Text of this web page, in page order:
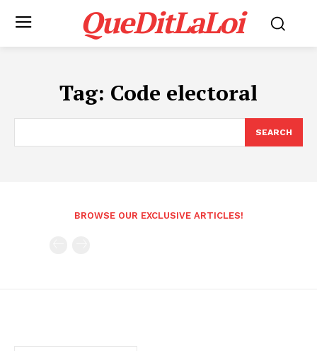
QueDitLaLoi
Tag: Code electoral
SEARCH
BROWSE OUR EXCLUSIVE ARTICLES!